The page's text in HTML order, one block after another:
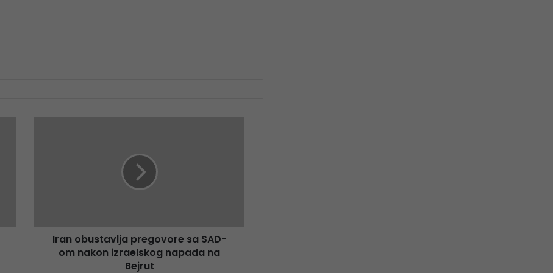
Iran obustavlja pregovore sa SAD-
om nakon izraelskog napada na
Bejrut